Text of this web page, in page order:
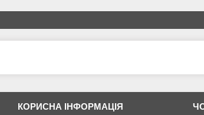
КОРИСНА ІНФОРМАЦІЯ